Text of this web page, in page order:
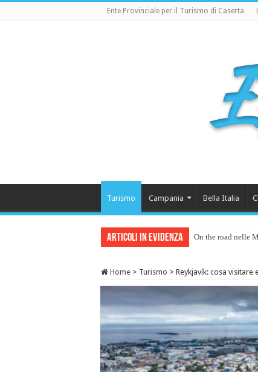
Ente Provinciale per il Turismo di Caserta
Turismo Campania Bella Italia
Articoli in Evidenza On the road nelle
Home > Turismo > Reykjavík: cosa visitare